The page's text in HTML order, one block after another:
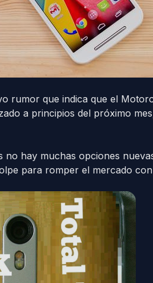
rumor que indica que el
a principios del próximo
no hay muchas opciones
para romper el mercado